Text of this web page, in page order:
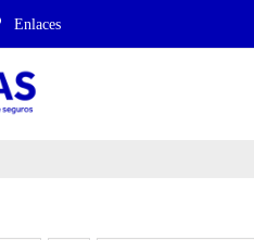
Enlaces